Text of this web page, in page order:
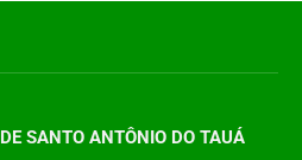
SANTO ANTÔNIO DO TAUÁ